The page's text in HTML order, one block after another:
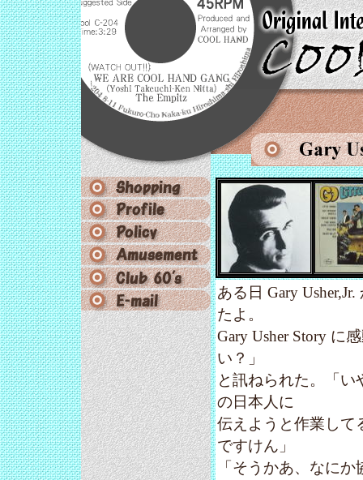
ある日 Gary
たよ。
Gary Usher Story に
い？」
と訊ねられた。「い
の日本人に
伝えようと作業して
ですけん」
「そうかあ、なに